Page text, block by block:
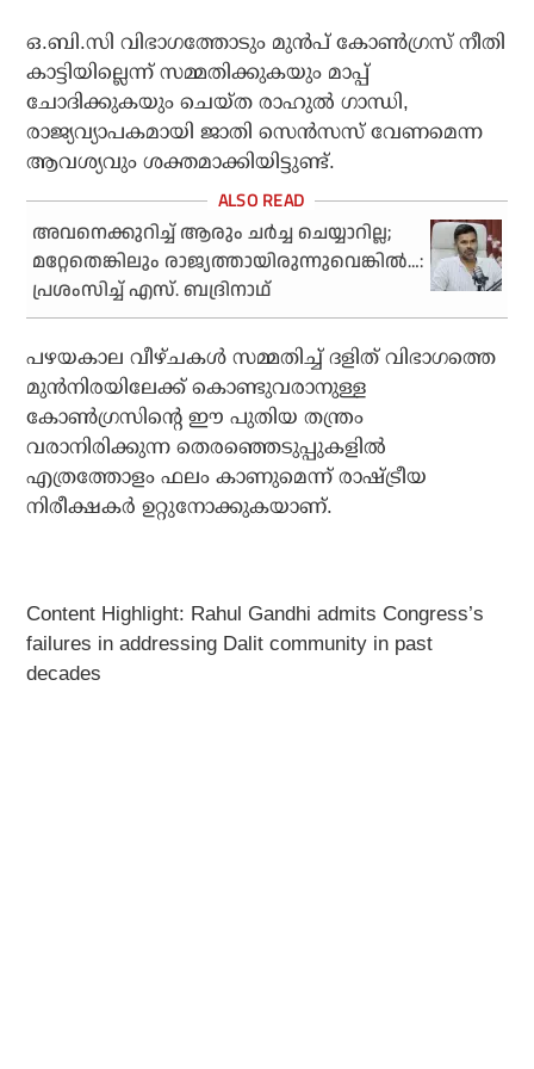
ഒ.ബി.സി വിഭാഗത്തോടും മുൻപ് കോൺഗ്രസ് നീതി
കാട്ടിയില്ലെന്ന് സമ്മതിക്കുകയും മാപ്പ്
ചോദിക്കുകയും ചെയ്ത രാഹുൽ ഗാന്ധി,
രാജ്യവ്യാപകമായി ജാതി സെൻസസ് വേണമെന്ന
ആവശ്യവും ശക്തമാക്കിയിട്ടുണ്ട്.
അവനെക്കുറിച്ച് ആരും ചർച്ച ചെയ്യാറില്ല;
മറ്റേതെങ്കിലും രാജ്യത്തായിരുന്നുവെങ്കിൽ…:
പ്രശംസിച്ച് എസ്. ബദ്രിനാഥ്
പഴയകാല വീഴ്ചകൾ സമ്മതിച്ച് ദളിത് വിഭാഗത്തെ
മുൻനിരയിലേക്ക് കൊണ്ടുവരാനുള്ള
കോൺഗ്രസിന്റെ ഈ പുതിയ തന്ത്രം
വരാനിരിക്കുന്ന തെരഞ്ഞെടുപ്പുകളിൽ
എത്രത്തോളം ഫലം കാണുമെന്ന് രാഷ്ട്രീയ
നിരീക്ഷകർ ഉറ്റുനോക്കുകയാണ്.
Content Highlight: Rahul Gandhi admits Congress’s
failures in addressing Dalit community in past
decades